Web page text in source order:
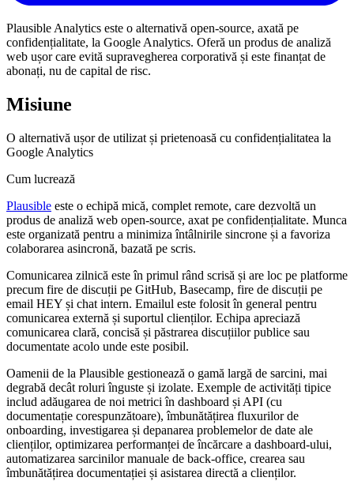
Plausible Analytics este o alternativă open-source, axată pe
confidențialitate, la Google Analytics. Oferă un produs de analiză
web ușor care evită supravegherea corporativă și este finanțat de
abonați, nu de capital de risc.
Misiune
O alternativă ușor de utilizat și prietenoasă cu confidențialitatea la
Google Analytics
Cum lucrează
Plausible este o echipă mică, complet remote, care dezvoltă un
produs de analiză web open-source, axat pe confidențialitate. Munca
este organizată pentru a minimiza întâlnirile sincrone și a favoriza
colaborarea asincronă, bazată pe scris.
Comunicarea zilnică este în primul rând scrisă și are loc pe platforme
precum fire de discuții pe GitHub, Basecamp, fire de discuții pe
email HEY și chat intern. Emailul este folosit în general pentru
comunicarea externă și suportul clienților. Echipa apreciază
comunicarea clară, concisă și păstrarea discuțiilor publice sau
documentate acolo unde este posibil.
Oamenii de la Plausible gestionează o gamă largă de sarcini, mai
degrabă decât roluri înguste și izolate. Exemple de activități tipice
includ adăugarea de noi metrici în dashboard și API (cu
documentație corespunzătoare), îmbunătățirea fluxurilor de
onboarding, investigarea și depanarea problemelor de date ale
clienților, optimizarea performanței de încărcare a dashboard-ului,
automatizarea sarcinilor manuale de back-office, crearea sau
îmbunătățirea documentației și asistarea directă a clienților.